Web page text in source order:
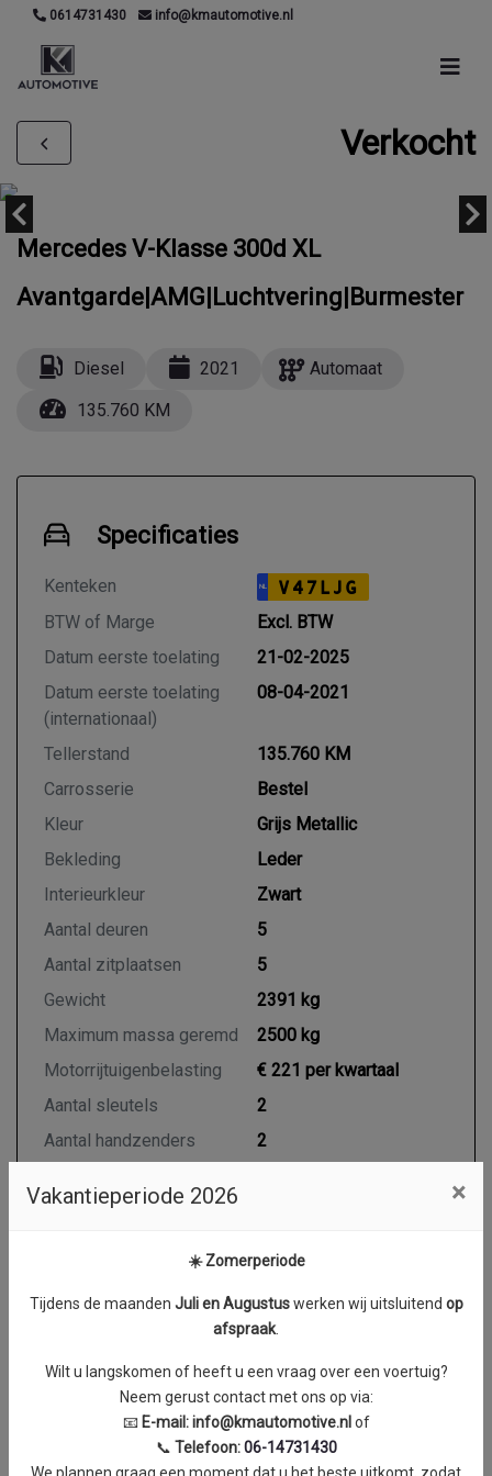
0614731430 info@kmautomotive.nl
Verkocht
Mercedes V-Klasse 300d XL
Avantgarde|AMG|Luchtvering|Burmester
Diesel 2021
Automaat
135.760 KM
Specificaties
Kenteken NL V47LJG
BTW of Marge
Excl. BTW
Datum eerste toelating
21-02-2025
Datum eerste toelating
(internationaal)
08-04-2021
Tellerstand
135.760 KM
Carrosserie
Bestel
Kleur
Grijs Metallic
Bekleding
Leder
Interieurkleur
Zwart
Aantal deuren
5
Aantal zitplaatsen
5
Gewicht
2391 kg
Maximum massa geremd
2500 kg
Motorrijtuigenbelasting
€ 221 per kwartaal
Aantal sleutels
2
Aantal handzenders
2
Transmissie
Automaat
Cilinderinhoud
1950 cc
174 kW / 236 PK
220 km/h
Vakantieperiode 2026 ×
☀️ Zomerperiode
Tijdens de maanden Juli en Augustuswerken wij uitsluitend op
afspraak.
Wilt u langskomen of heeft u een vraag over een voertuig?
Neem gerust contact met ons op via:
📧 E-mail:info@kmautomotive.nlof
📞 Telefoon:06-14731430
We plannen graag een moment dat u het beste uitkomt, zodat